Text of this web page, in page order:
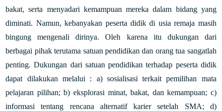
bakat, serta menyadari kemampuan mereka dalam bidang yang
diminati. Namun, kebanyakan peserta didik di usia remaja masih
bingung mengenali dirinya. Oleh karena itu dukungan dari
berbagai pihak terutama satuan pendidikan dan orang tua sangatlah
penting. Dukungan dari satuan pendidikan terhadap peserta didik
dapat dilakukan melalui : a) sosialisasi terkait pemilihan mata
pelajaran pilihan; b) eksplorasi minat, bakat, dan kemampuan; c)
informasi tentang rencana alternatif karier setelah SMA; d)